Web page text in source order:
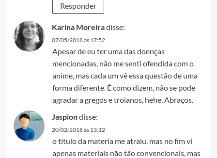
Responder
Karina Moreiradisse:
07/05/2018 às 17:52
Apesar de eu ter uma das doenças
mencionadas, não me senti ofendida com o
anime, mas cada um vê essa questão de uma
forma diferente. É como dizem, não se pode
agradar a gregos e troianos, hehe. Abraços.
Jaspiondisse:
20/02/2018 às 13:12
o título da materia me atraiu, mas no fim vi
apenas materiais não tão convencionais, mas